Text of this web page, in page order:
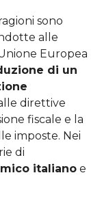
sono
alle
Europea
di un
direttive
fiscale e la
imposte. Nei
di
italiano e